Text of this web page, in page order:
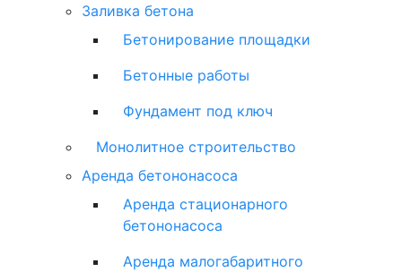
Заливка бетона
Бетонирование площадки
Бетонные работы
Фундамент под ключ
Монолитное строительство
Аренда бетононасоса
Аренда стационарного
бетононасоса
Аренда малогабаритного